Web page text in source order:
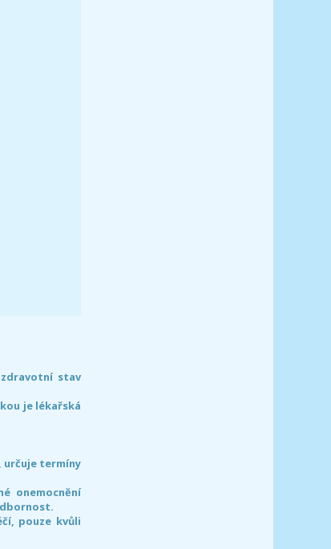
stav
je lékařská
určuje termíny
onemocnění
pouze kvůli